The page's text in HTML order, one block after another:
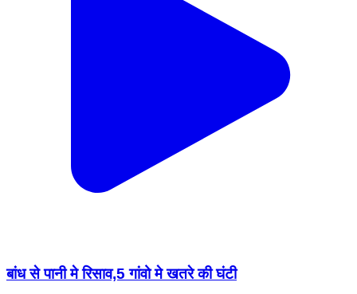
बांध से पानी मे रिसाव,5 गांवो मे खतरे की घंटी